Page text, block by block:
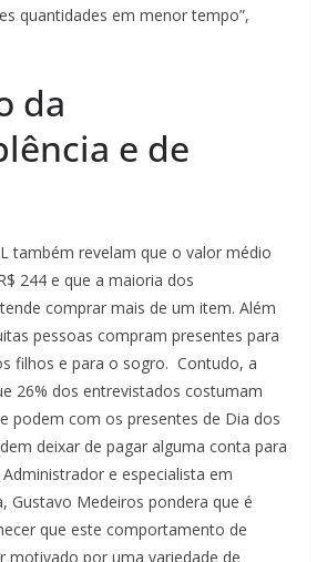
quantidades em menor tempo”,
da
e de
também revelam que o valor médio
244 e que a maioria dos
comprar mais de um item. Além
pessoas compram presentes para
filhos e para o sogro. Contudo, a
26% dos entrevistados costumam
podem com os presentes de Dia dos
deixar de pagar alguma conta para
e especialista em
Gustavo Medeiros pondera que é
que este comportamento de
motivado por uma variedade de